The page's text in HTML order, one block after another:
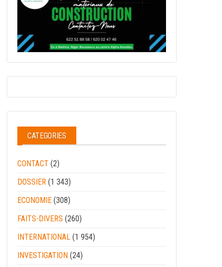
CATEGORIES
CONTACT (2)
DOSSIER (1 343)
ECONOMIE (308)
FAITS-DIVERS (260)
INTERNATIONAL (1 954)
INVESTIGATION (24)